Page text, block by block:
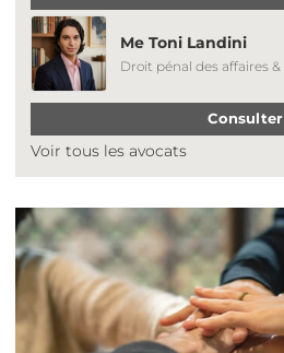
Me Toni Landini
Droit pénal des affaires
Consulter
Voir tous les avocats